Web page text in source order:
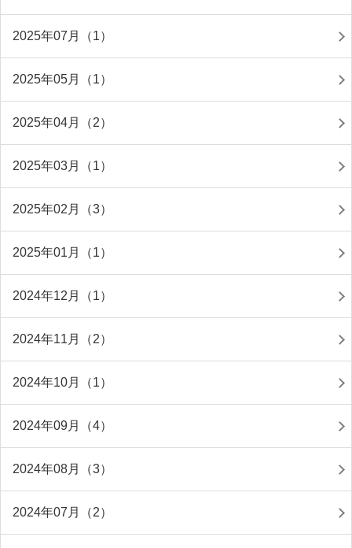
2025年07月（1）
2025年05月（1）
2025年04月（2）
2025年03月（1）
2025年02月（3）
2025年01月（1）
2024年12月（1）
2024年11月（2）
2024年10月（1）
2024年09月（4）
2024年08月（3）
2024年07月（2）